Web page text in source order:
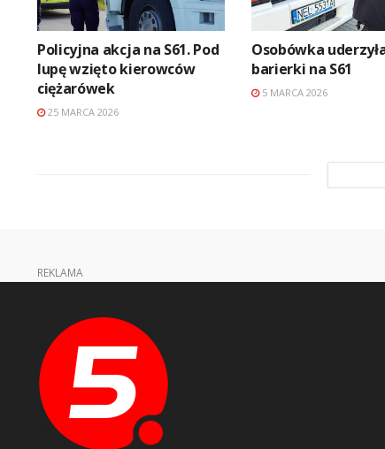
Policyjna akcja na S61. Pod
lupę wzięto kierowców
ciężarówek
25 MARCA 2026
Osobówka
barierki na S61
5 MARCA 2026
REKLAMA